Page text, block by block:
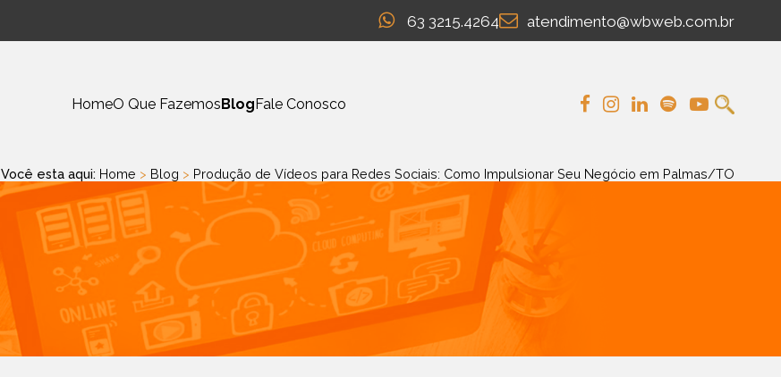
63 3215.4264 atendimento@wbweb.com.br
HomeO Que FazemosBlogFale Conosco
Você esta aqui: Home > Blog > Produção de Vídeos para Redes Sociais: Como Impulsionar Seu Negócio em Palmas/TO